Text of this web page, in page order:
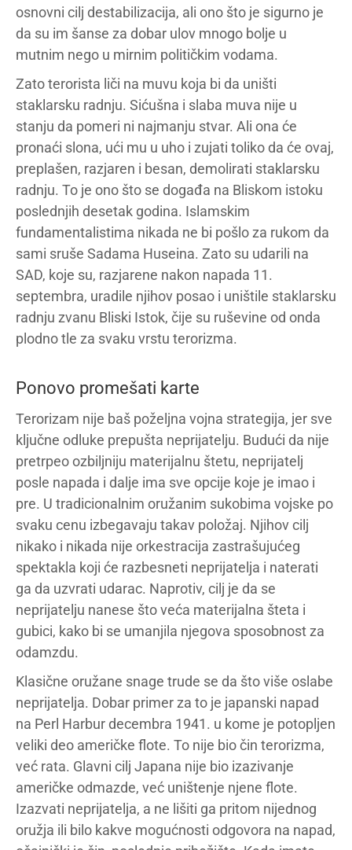
osnovni cilj destabilizacija, ali ono što je sigurno je
da su im šanse za dobar ulov mnogo bolje u
mutnim nego u mirnim političkim vodama.
Zato terorista liči na muvu koja bi da uništi
staklarsku radnju. Sićušna i slaba muva nije u
stanju da pomeri ni najmanju stvar. Ali ona će
pronaći slona, ući mu u uho i zujati toliko da će ovaj,
preplašen, razjaren i besan, demolirati staklarsku
radnju. To je ono što se događa na Bliskom istoku
poslednjih desetak godina. Islamskim
fundamentalistima nikada ne bi pošlo za rukom da
sami sruše Sadama Huseina. Zato su udarili na
SAD, koje su, razjarene nakon napada 11.
septembra, uradile njihov posao i uništile staklarsku
radnju zvanu Bliski Istok, čije su ruševine od onda
plodno tle za svaku vrstu terorizma.
Ponovo promešati karte
Terorizam nije baš poželjna vojna strategija, jer sve
ključne odluke prepušta neprijatelju. Budući da nije
pretrpeo ozbiljniju materijalnu štetu, neprijatelj
posle napada i dalje ima sve opcije koje je imao i
pre. U tradicionalnim oružanim sukobima vojske po
svaku cenu izbegavaju takav položaj. Njihov cilj
nikako i nikada nije orkestracija zastrašujućeg
spektakla koji će razbesneti neprijatelja i naterati
ga da uzvrati udarac. Naprotiv, cilj je da se
neprijatelju nanese što veća materijalna šteta i
gubici, kako bi se umanjila njegova sposobnost za
odamzdu.
Klasične oružane snage trude se da što više oslabe
neprijatelja. Dobar primer za to je japanski napad
na Perl Harbur decembra 1941. u kome je potopljen
veliki deo američke flote. To nije bio čin terorizma,
već rata. Glavni cilj Japana nije bio izazivanje
američke odmazde, već uništenje njene flote.
Izazvati neprijatelja, a ne lišiti ga pritom nijednog
oružja ili bilo kakve mogućnosti odgovora na napad,